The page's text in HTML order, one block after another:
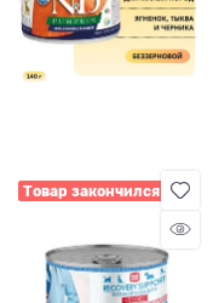
Товар закончился